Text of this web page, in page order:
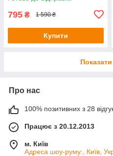
795 ₴ 1 590 ₴
Купити
Про нас
100% позитивних з 28
Працює з 20.12.2013
м. Київ
Адреса шоу-руму:, Київ,